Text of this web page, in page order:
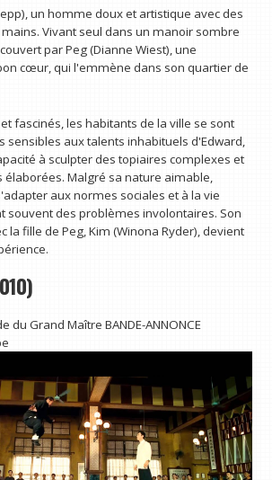
un homme doux et artistique avec des
Vivant seul dans un manoir sombre
par Peg (Dianne Wiest), une
cœur, qui l'emmène dans son quartier de
fascinés, les habitants de la ville se sont
sensibles aux talents inhabituels d'Edward,
à sculpter des topiaires complexes et
élaborées. Malgré sa nature aimable,
aux normes sociales et à la vie
souvent des problèmes involontaires. Son
la fille de Peg, Kim (Winona Ryder), devient
du Grand Maître BANDE-ANNONCE